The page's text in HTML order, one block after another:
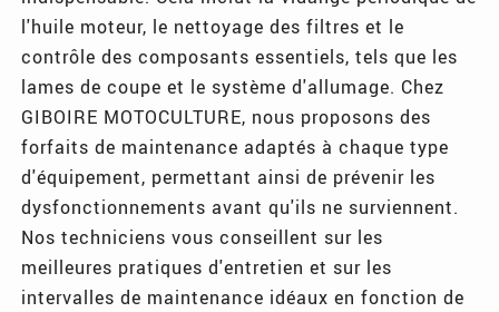
l'huile moteur, le nettoyage des filtres et le
contrôle des composants essentiels, tels que les
lames de coupe et le système d'allumage. Chez
GIBOIRE MOTOCULTURE, nous proposons des
forfaits de maintenance adaptés à chaque type
d'équipement, permettant ainsi de prévenir les
dysfonctionnements avant qu'ils ne surviennent.
Nos techniciens vous conseillent sur les
meilleures pratiques d'entretien et sur les
intervalles de maintenance idéaux en fonction de